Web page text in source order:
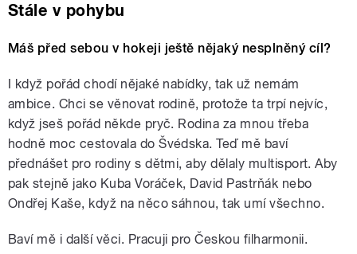
Stále v pohybu
Máš před sebou v hokeji ještě nějaký nesplněný cíl?
I když pořád chodí nějaké nabídky, tak už nemám
ambice. Chci se věnovat rodině, protože ta trpí nejvíc,
když jseš pořád někde pryč. Rodina za mnou třeba
hodně moc cestovala do Švédska. Teď mě baví
přednášet pro rodiny s dětmi, aby dělaly multisport. Aby
pak stejně jako Kuba Voráček, David Pastrňák nebo
Ondřej Kaše, když na něco sáhnou, tak umí všechno.
Baví mě i další věci. Pracuji pro Českou filharmonii.